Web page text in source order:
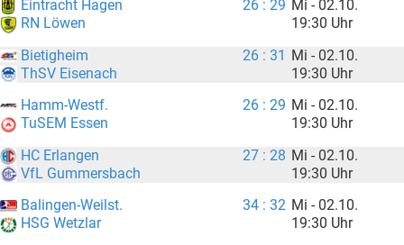
Eintracht Hagen
RN Löwen
26 : 29 Mi - 02.10.
19:30 Uhr
Bietigheim
ThSV Eisenach
26 : 31 Mi - 02.10.
19:30 Uhr
Hamm-Westf.
TuSEM Essen
26 : 29 Mi - 02.10.
19:30 Uhr
HC Erlangen
VfL Gummersbach
27 : 28 Mi - 02.10.
19:30 Uhr
Balingen-Weilst.
HSG Wetzlar
34 : 32 Mi - 02.10.
19:30 Uhr